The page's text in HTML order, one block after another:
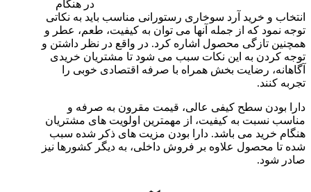
در هنگام
انتخاب و خرید آرد سوخاری رستورانی مناسب باید به نکاتی
توجه نمود که از جمله آنها می توان به کیفیت، طعم، عطر و
همچنین تازگی محصول اشاره کرد. در واقع در نظر داشتن و
توجه کردن به این نکات سبب می‌ شود تا مشتریان خریدی
آگاهانه، رضایت بخش همراه با صرفه اقتصادی خوبی را
تجربه کنند.
دارا بودن سطح کیفی عالی، قیمت مقرون به صرفه و
مناسب نسبت به کیفیت، از مهمترین اولویت های مشتریان
هنگام خرید می باشد. دارا بودن مزیت های ذکر شده سبب
شده تا محصول علاوه بر فروش داخلی، به دیگر کشورها نیز
صادر شود.